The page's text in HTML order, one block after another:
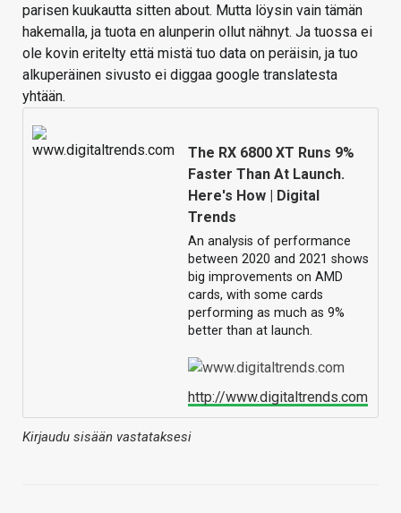
parisen kuukautta sitten about. Mutta löysin vain tämän
hakemalla, ja tuota en alunperin ollut nähnyt. Ja tuossa ei
ole kovin eritelty että mistä tuo data on peräisin, ja tuo
alkuperäinen sivusto ei diggaa google translatesta
yhtään.
The RX 6800 XT Runs 9%
Faster Than At Launch.
Here's How | Digital
Trends
An analysis of performance
between 2020 and 2021 shows
big improvements on AMD
cards, with some cards
performing as much as 9%
better than at launch.
http://www.digitaltrends.com
Kirjaudu sisään vastataksesi